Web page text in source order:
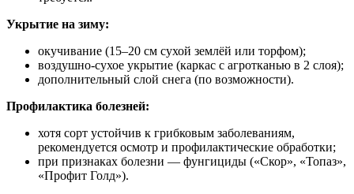
Укрытие на зиму:
окучивание (15–20 см сухой землёй или торфом);
воздушно‑сухое укрытие (каркас с агротканью в 2 слоя);
дополнительный слой снега (по возможности).
Профилактика болезней:
хотя сорт устойчив к грибковым заболеваниям,
рекомендуется осмотр и профилактические обработки;
при признаках болезни — фунгициды («Скор», «Топаз»,
«Профит Голд»).